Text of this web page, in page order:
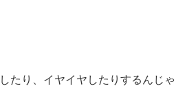
たり、イヤイヤしたりするんじゃ